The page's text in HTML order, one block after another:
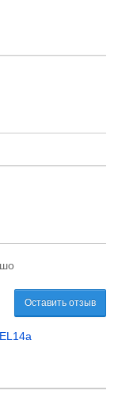
Оставить отзыв